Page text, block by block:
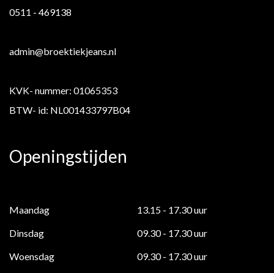
0511 - 469138
admin@broektiekjeans.nl
KVK- nummer: 01065353
BTW- id: NL001433797B04
Openingstijden
Maandag
13.15 - 17.30 uur
Dinsdag
09.30 - 17.30 uur
Woensdag
09.30 - 17.30 uur